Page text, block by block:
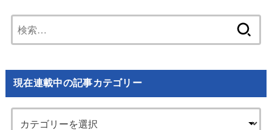
索:
現在連載中の記事カテゴリー